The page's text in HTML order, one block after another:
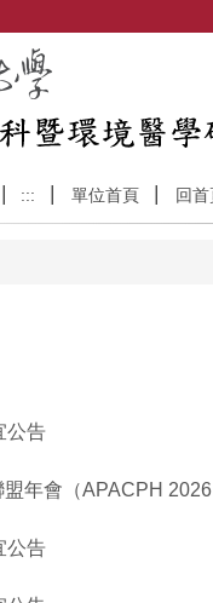
:::
單位首頁 回
公告
年會（APACPH 2026
公告